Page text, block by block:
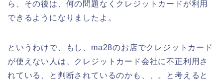
ら、その後は、何の問題なくクレジットカードが利用
できるようになりましたよ。
というわけで、もし、ma28のお店でクレジットカード
が使えない人は、クレジットカード会社に不正利用さ
れている、と判断されているのかも、、。と考えると